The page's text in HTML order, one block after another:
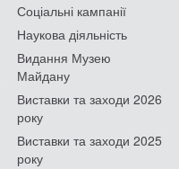
Соціальні кампанії
Наукова діяльність
Видання Музею
Майдану
Виставки та заходи 2026
року
Виставки та заходи 2025
року